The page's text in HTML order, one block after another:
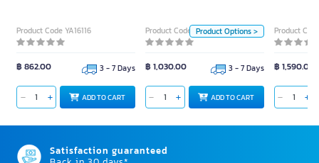
Product Code YA16116
฿ 862.00 3 - 7 Days
ADD TO CART
Product Code YA21985Product Options >
฿ 1,030.00 3 - 7 Days
ADD TO CART
ADD TO CART
Product
฿ 1,590.00
Satisfaction guaranteed